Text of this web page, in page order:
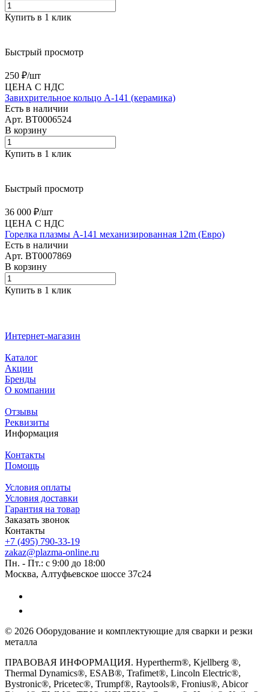
Купить в 1 клик
Быстрый просмотр
250 ₽/шт
ЦЕНА С НДС
Завихрительное кольцо A-141 (керамика)
Есть в наличии
Арт. BT0006524
В корзину
Купить в 1 клик
Быстрый просмотр
36 000 ₽/шт
ЦЕНА С НДС
Горелка плазмы А-141 механизированная 12m (Евро)
Есть в наличии
Арт. BT0007869
В корзину
Купить в 1 клик
Интернет-магазин
Каталог
Акции
Бренды
О компании
Отзывы
Реквизиты
Информация
Контакты
Помощь
Условия оплаты
Условия доставки
Гарантия на товар
Заказать звонок
Контакты
+7 (495) 790-33-19
zakaz@plazma-online.ru
Пн. - Пт.: с 9:00 до 18:00
Москва, Алтуфьевское шоссе 37с24
© 2026 Оборудование и комплектующие для сварки и резки
металла
ПРАВОВАЯ ИНФОРМАЦИЯ. Hypertherm®, Kjellberg ®,
Thermal Dynamics®, ESAB®, Trafimet®, Lincoln Electric®,
Bystronic®, Pricetec®, Trumpf®, Raytools®, Fronius®, Abicor